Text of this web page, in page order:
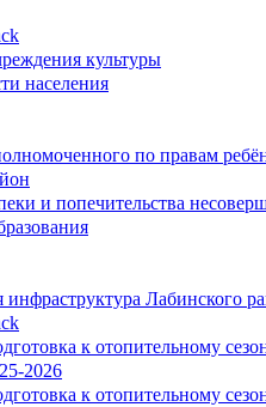
культуры
населения
по правам
и попечительства
Лабинского
к отопительному
2026
к отопительному